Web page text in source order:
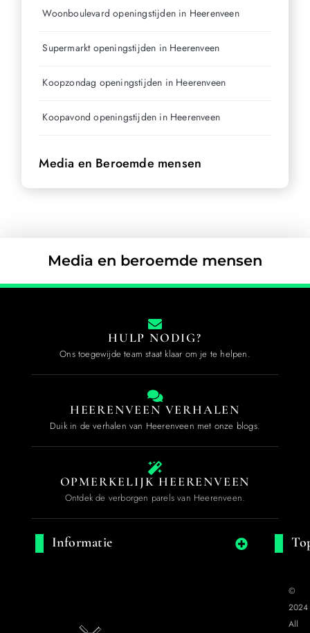
Woonboulevard openingstijden in Heerenveen
Supermarkt openingstijden in Heerenveen
Koopzondag openingstijden in Heerenveen
Koopavond openingstijden in Heerenveen
Media en Beroemde mensen
Media en beroemde mensen
HULP NODIG?
Ons toegewijde team staat klaar om je te helpen.
HEERENVEEN VERHALEN
Duik in de verhalen van Heerenveen met onze blogs.
OPMERKELIJK HEERENVEEN
Ontdek de verborgen parels van Heerenveen.
Informatie
©
2024
All